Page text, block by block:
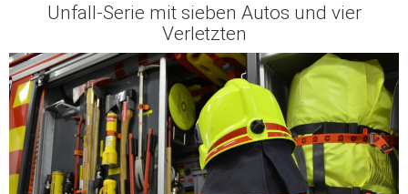
Unfall-Serie mit sieben Autos und vier
Verletzten